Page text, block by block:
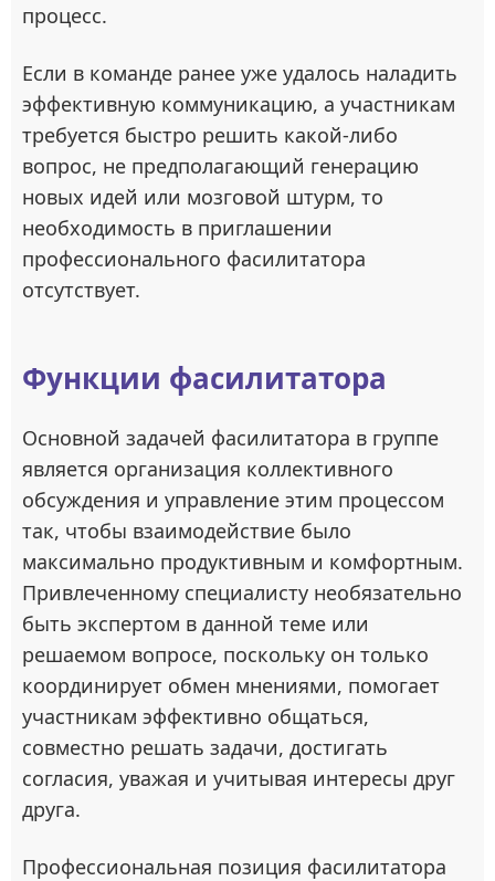
процесс.
Если в команде ранее уже удалось наладить
эффективную коммуникацию, а участникам
требуется быстро решить какой-либо
вопрос, не предполагающий генерацию
новых идей или мозговой штурм, то
необходимость в приглашении
профессионального фасилитатора
отсутствует.
Функции фасилитатора
Основной задачей фасилитатора в группе
является организация коллективного
обсуждения и управление этим процессом
так, чтобы взаимодействие было
максимально продуктивным и комфортным.
Привлеченному специалисту необязательно
быть экспертом в данной теме или
решаемом вопросе, поскольку он только
координирует обмен мнениями, помогает
участникам эффективно общаться,
совместно решать задачи, достигать
согласия, уважая и учитывая интересы друг
друга.
Профессиональная позиция фасилитатора